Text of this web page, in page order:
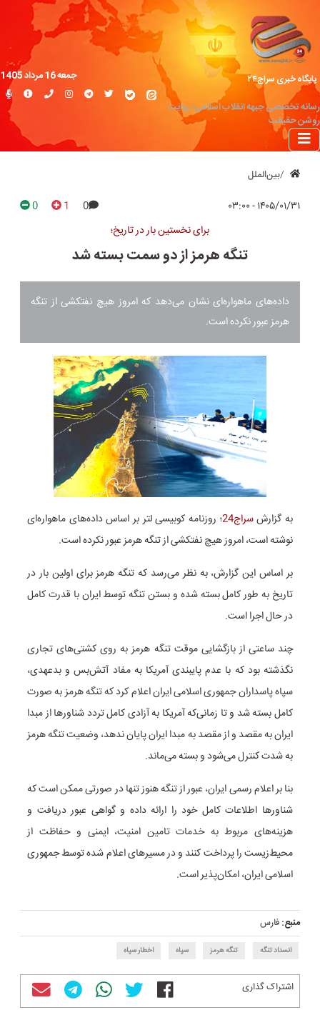
پایگاه خبری سراج۲۴
رسانه تخصصی جبهه انقلاب اسلامی؛ روایت
روشن حقیقت
جمعه 16 مرداد 1405
بین‌الملل
۱۴۰۵/۰۱/۳۱ - ۰۳:۰۰ 0
1
0
برای نخستین بار در تاریخ؛
تنگه هرمز از دو سمت بسته شد
داده‌های ماهواره‌ای نشان می‌دهد که امروز هیچ نفتکشی از تنگه
هرمز عبور نکرده است.
به گزارشسراج24
؛ روزنامه کوبیسی لتر بر اساس داده‌های ماهواره‌ای
نوشته است، امروز هیچ نفتکشی از تنگه هرمز عبور نکرده است.
بر اساس این گزارش، به نظر می‌رسد که تنگه هرمز برای اولین بار در
تاریخ به طور کامل بسته شده و بستن تنگه توسط ایران با قدرت کامل
در حال اجرا است.
چند ساعتی از بازگشایی موقت تنگه هرمز به روی کشتی‌های تجاری
نگذشته بود که با عدم پایبندی آمریکا به مفاد آتش‌بس و بدعهدی،
سپاه پاسداران جمهوری اسلامی ایران اعلام کرد که تنگه هرمز به صورت
کامل بسته شد و تا زمانی‌که آمریکا به آزادی کامل تردد شناورها از مبدا
ایران به مقصد و از مقصد به مبدا ایران پایان ندهد، وضعیت تنگه هرمز
به شدت کنترل می‌شود و بسته می‌ماند.
بنا بر اعلام رسمی ایران، عبور از تنگه هنوز تنها در صورتی ممکن است که
شناورها اطلاعات کامل خود را ارائه داده و گواهی عبور دریافت و
هزینه‌های مربوط به خدمات تامین امنیت، ایمنی و حفاظت از
محیط‌زیست را پرداخت کنند و در مسیرهای اعلام شده توسط جمهوری
اسلامی ایران، امکان‌پذیر است.
منبع:فارس
انسداد تنگه تنگه هرمز سپاه اخطار سپاه
اشتراک گذاری